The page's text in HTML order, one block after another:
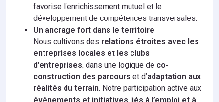
favorise l’enrichissement mutuel et le
développement de compétences transversales.
Un ancrage fort dans le territoire
Nous cultivons des relations étroites avec les
entreprises locales et les clubs
d’entreprises, dans une logique de co-
construction des parcours et d’adaptation aux
réalités du terrain. Notre participation active aux
événements et initiatives liés à l’emploi et à